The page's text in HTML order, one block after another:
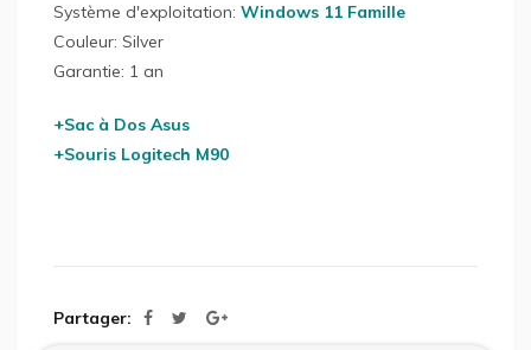
Système d'exploitation: Windows 11 Famille
Couleur: Silver
Garantie: 1 an
+Sac à Dos Asus
+Souris Logitech M90
Partager